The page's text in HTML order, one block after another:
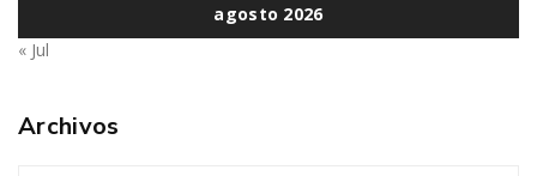
agosto 2026
« Jul
Archivos